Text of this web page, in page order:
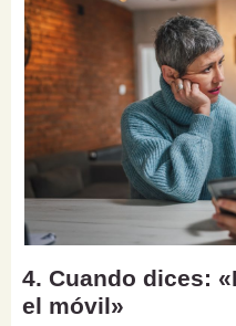
4. Cuando dices:
el móvil»